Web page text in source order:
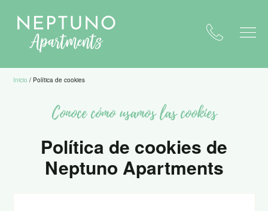
Inicio / Política de cookies
Conoce cómo usamos las cookies
Política de cookies de
Neptuno Apartments